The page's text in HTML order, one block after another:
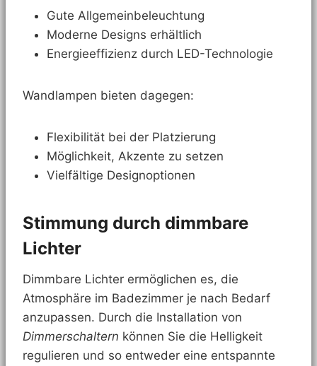
Gute Allgemeinbeleuchtung
Moderne Designs erhältlich
Energieeffizienz durch LED-Technologie
Wandlampen bieten dagegen:
Flexibilität bei der Platzierung
Möglichkeit, Akzente zu setzen
Vielfältige Designoptionen
Stimmung durch dimmbare
Lichter
Dimmbare Lichter ermöglichen es, die
Atmosphäre im Badezimmer je nach Bedarf
anzupassen. Durch die Installation von
Dimmerschaltern können Sie die Helligkeit
regulieren und so entweder eine entspannte